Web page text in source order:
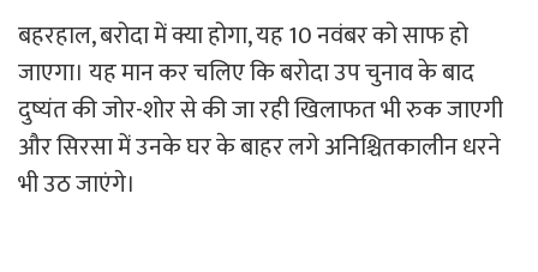
बहरहाल, बरोदा में क्या होगा, यह 10 नवंबर को साफ हो
जाएगा। यह मान कर चलिए कि बरोदा उप चुनाव के बाद
दुष्यंत की जोर-शोर से की जा रही खिलाफत भी रुक जाएगी
और सिरसा में उनके घर के बाहर लगे अनिश्चितकालीन धरने
भी उठ जाएंगे।